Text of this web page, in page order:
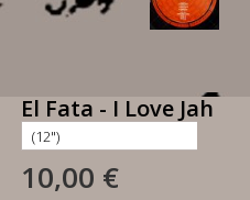
El Fata - I Love Jah
10,00 €